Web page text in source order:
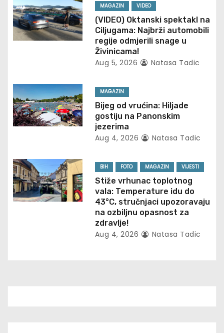
v
i
t
i
n
MAGAZIN VIDEO
(VIDEO) Oktanski spektakl na
Ciljugama: Najbrži automobili
regije odmjerili snage u
Živinicama!
Aug 5, 2026 Natasa Tadic
MAGAZIN
Bijeg od vrućina: Hiljade
gostiju na Panonskim
jezerima
Aug 4, 2026 Natasa Tadic
BIH FOTO MAGAZIN VIJESTI
Stiže vrhunac toplotnog
vala: Temperature idu do
43°C, stručnjaci upozoravaju
na ozbiljnu opasnost za
zdravlje!
Aug 4, 2026 Natasa Tadic